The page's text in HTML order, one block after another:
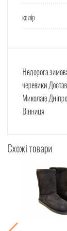
колір
Недорога
черевики
Миколаїв
Вінниця
Схожі товари